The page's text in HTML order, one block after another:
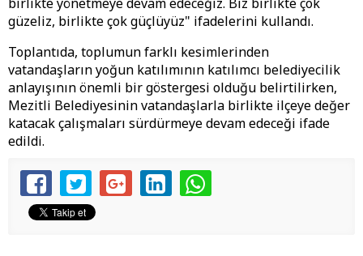
güzeliz, birlikte çok güçlüyüz" ifadelerini kullandı.
Toplantıda, toplumun farklı kesimlerinden
vatandaşların yoğun katılımının katılımcı belediyecilik
anlayışının önemli bir göstergesi olduğu belirtilirken,
Mezitli Belediyesinin vatandaşlarla birlikte ilçeye değer
katacak çalışmaları sürdürmeye devam edeceği ifade
edildi.